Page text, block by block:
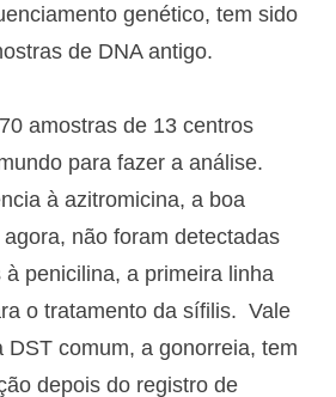
genético, tem sido
de DNA antigo.
amostras de 13 centros
para fazer a análise.
à azitromicina, a boa
não foram detectadas
penicilina, a primeira linha
o tratamento da sífilis. Vale
DST comum, a gonorreia, tem
depois do registro de